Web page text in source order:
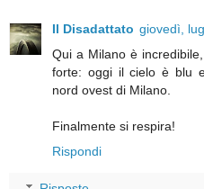
Il Disadattato giovedì,
Qui a Milano è
forte: oggi il cielo è blu
nord ovest di Milano.
Finalmente si respira!
Rispondi